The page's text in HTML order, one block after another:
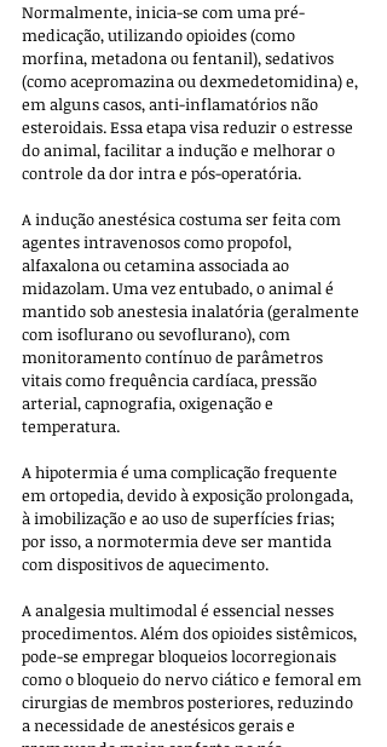
Normalmente, inicia-se com uma pré-
medicação, utilizando opioides (como
morfina, metadona ou fentanil), sedativos
(como acepromazina ou dexmedetomidina) e,
em alguns casos, anti-inflamatórios não
esteroidais. Essa etapa visa reduzir o estresse
do animal, facilitar a indução e melhorar o
controle da dor intra e pós-operatória.
A indução anestésica costuma ser feita com
agentes intravenosos como propofol,
alfaxalona ou cetamina associada ao
midazolam. Uma vez entubado, o animal é
mantido sob anestesia inalatória (geralmente
com isoflurano ou sevoflurano), com
monitoramento contínuo de parâmetros
vitais como frequência cardíaca, pressão
arterial, capnografia, oxigenação e
temperatura.
A hipotermia é uma complicação frequente
em ortopedia, devido à exposição prolongada,
à imobilização e ao uso de superfícies frias;
por isso, a normotermia deve ser mantida
com dispositivos de aquecimento.
A analgesia multimodal é essencial nesses
procedimentos. Além dos opioides sistêmicos,
pode-se empregar bloqueios locorregionais
como o bloqueio do nervo ciático e femoral em
cirurgias de membros posteriores, reduzindo
a necessidade de anestésicos gerais e